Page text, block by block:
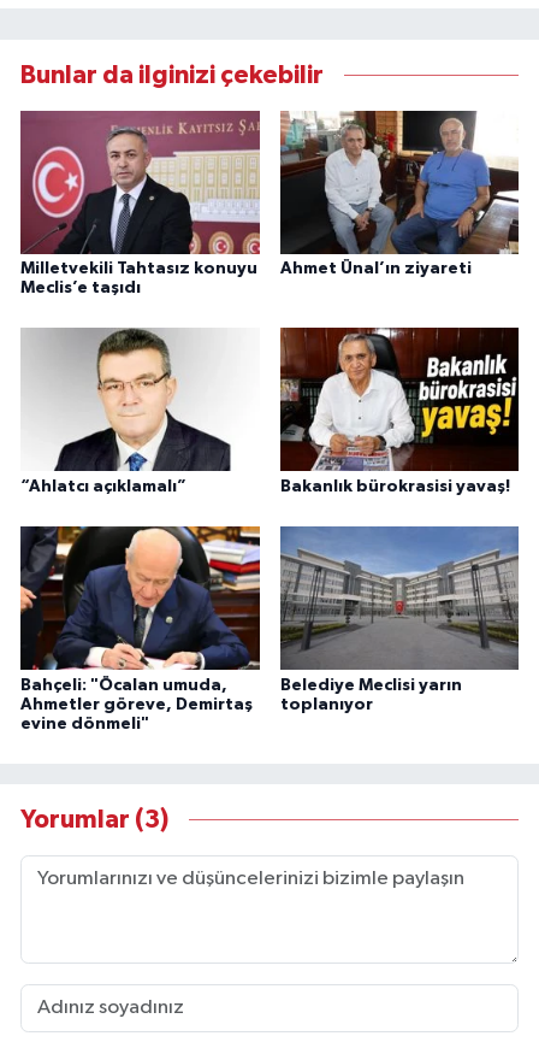
Bunlar da ilginizi çekebilir
Milletvekili Tahtasız konuyu
Meclis’e taşıdı
Ahmet Ünal’ın ziyareti
“Ahlatcı açıklamalı” Bakanlık bürokrasisi yavaş!
Bahçeli: "Öcalan umuda,
Ahmetler göreve, Demirtaş
evine dönmeli"
Belediye Meclisi yarın
toplanıyor
Yorumlar (3)